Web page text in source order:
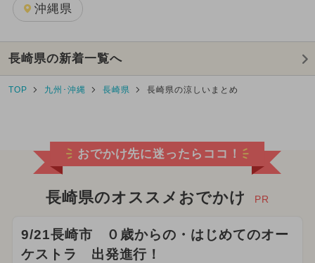
沖縄県
長崎県の新着一覧へ
TOP 九州･沖縄 長崎県 長崎県の涼しいまとめ
おでかけ先に迷ったらココ！
長崎県のオススメおでかけ PR
9/21長崎市 ０歳からの・はじめてのオー
ケストラ 出発進行！